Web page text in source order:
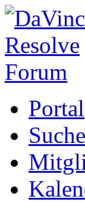
Portal
Suche